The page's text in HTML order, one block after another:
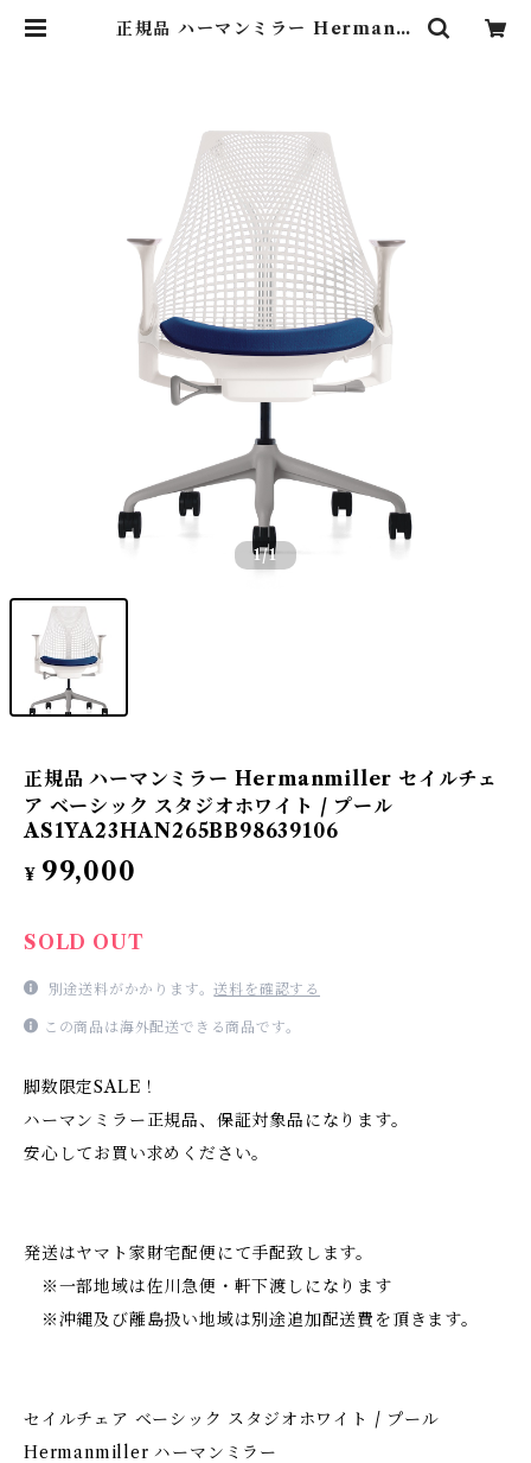
正規品 ハーマンミラー Hermanm
1/1
正規品 ハーマンミラー Hermanmiller セイルチェ
ア ベーシック スタジオホワイト / プール
AS1YA23HAN265BB98639106
¥ 99,000
SOLD OUT
別途送料がかかります。送料を確認する
この商品は海外配送できる商品です。
脚数限定SALE！
ハーマンミラー正規品、保証対象品になります。
安心してお買い求めください。
発送はヤマト家財宅配便にて手配致します。
※一部地域は佐川急便・軒下渡しになります
※沖縄及び離島扱い地域は別途追加配送費を頂きます。
セイルチェア ベーシック スタジオホワイト / プール
Hermanmiller ハーマンミラー